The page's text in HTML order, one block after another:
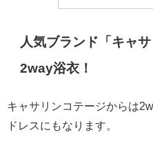
人気ブランド「キャ
2way浴衣！
キャサリンコテージからは
ドレスにもなります。